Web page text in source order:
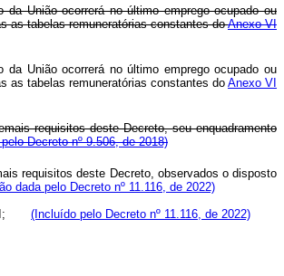
União ocorrerá no último emprego ocupado ou
as tabelas remuneratórias constantes doAnexo VI
União ocorrerá no último emprego ocupado ou
as tabelas remuneratórias constantes do Anexo VI
requisitos deste Decreto, seu enquadramento
Decreto nº 9.506, de 2018)
requisitos deste Decreto, observados o disposto
dada pelo Decreto nº 11.116, de 2022)
III; (Incluído pelo Decreto nº 11.116, de 2022)